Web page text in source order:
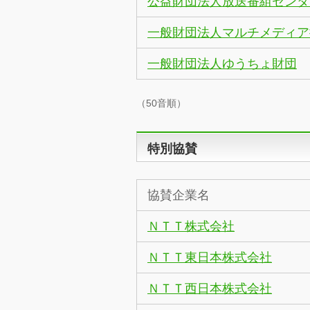
一般財団法人マルチメディ
一般財団法人ゆうちょ財団
（50音順）
特別協賛
協賛企業名
ＮＴＴ株式会社
ＮＴＴ東日本株式会社
ＮＴＴ西日本株式会社